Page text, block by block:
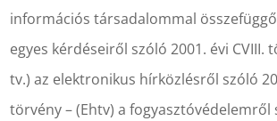
információs társadalommal
egyes kérdéseiről szóló 2001. évi CVIII.
tv.) az elektronikus hírközlésről szóló
törvény – (Ehtv) a fogyasztóvédelemről